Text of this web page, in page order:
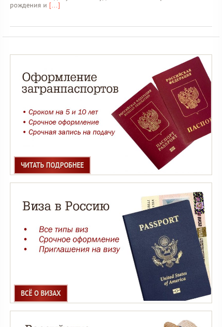
рождения и […]
ЧИТАТЬ ПОДРОБНЕЕ
ВСЁ О ВИЗАХ